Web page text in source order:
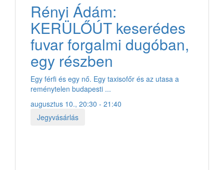
Rényi Ádám:
KERÜLŐÚT keserédes
fuvar forgalmi dugóban,
egy részben
Egy férfi és egy nő. Egy taxisofőr és az utasa a
reménytelen budapesti ...
augusztus 10., 20:30 - 21:40
Jegyvásárlás